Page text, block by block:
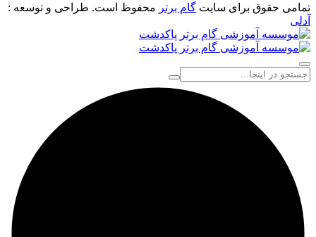
تمامی حقوق برای سایت گام برتر محفوظ است. طراحی و توسعه :
آدلی